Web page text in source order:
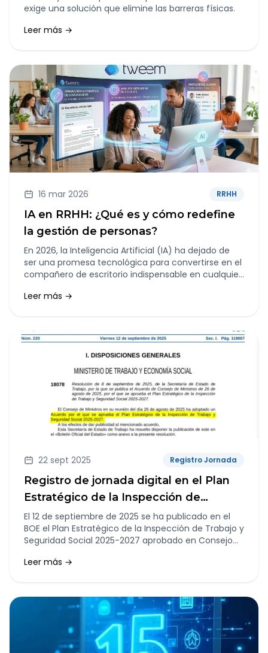
exige una solución que elimine las barreras físicas.
Leer más →
16 mar 2026 RRHH
IA en RRHH: ¿Qué es y cómo redefine
la gestión de personas?
En 2026, la Inteligencia Artificial (IA) ha dejado de
ser una promesa tecnológica para convertirse en el
compañero de escritorio indispensable en cualquier
Leer más →
22 sept 2025 Registro Jornada
Registro de jornada digital en el Plan
Estratégico de la Inspección de
Trabajo y Seguridad Social 2025-2027
El 12 de septiembre de 2025 se ha publicado en el
BOE el Plan Estratégico de la Inspección de Trabajo y
Seguridad Social 2025-2027 aprobado en Consejo
Leer más →